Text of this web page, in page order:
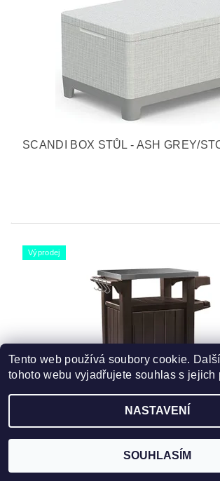
SCANDI BOX STŮL - ASH GREY/
Výprodej
Tento web používá soubory cookie.
tohoto webu vyjadřujete souhlas s jejich
NASTAVENÍ
SOUHLASÍM